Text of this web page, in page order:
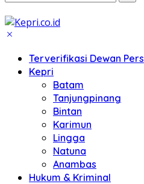
Terverifikasi Dewan Pers
Kepri
Batam
Tanjungpinang
Bintan
Karimun
Lingga
Natuna
Anambas
Hukum & Kriminal